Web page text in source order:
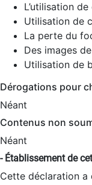
L’utilisation
Utilisation de
La perte du
Des images
Utilisation de
Dérogations pour
Néant
Contenus non
Néant
- Établissement de
Cette déclaration a